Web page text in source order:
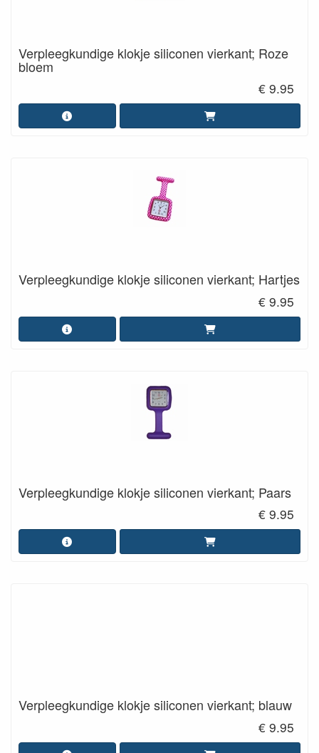
Verpleegkundige klokje siliconen vierkant; Roze
bloem
€ 9.95
Verpleegkundige klokje siliconen vierkant; Hartjes
€ 9.95
Verpleegkundige klokje siliconen vierkant; Paars
€ 9.95
Verpleegkundige klokje siliconen vierkant; blauw
€ 9.95